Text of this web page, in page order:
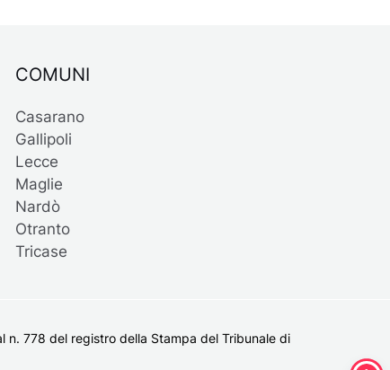
COMUNI
Casarano
Gallipoli
Lecce
Maglie
Nardò
Otranto
Tricase
778 del registro della Stampa del Tribunale di